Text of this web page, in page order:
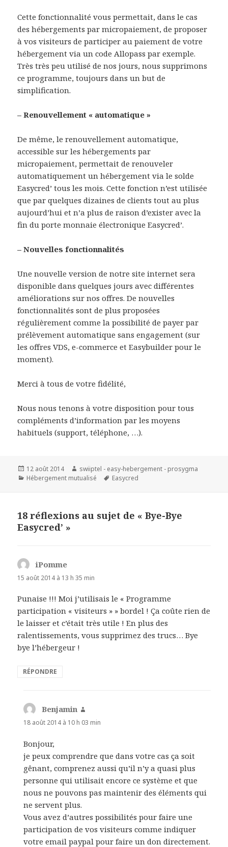
Cette fonctionnalité vous permettait, dans le cas
des hébergements par micropaiement, de proposer
à vos visiteurs de participer au paiement de votre
hébergement via un code Allopass par exemple.
Très très peu utilisé de nos jours, nous supprimons
ce programme, toujours dans un but de
simplification.
– Renouvellement « automatique »
De même, le renouvellement automatique,
accessible sur les hébergements par
micropaiement, permettait de renouveler
automatiquement un hébergement via le solde
Easycred’ tous les mois. Cette fonction n’est utilisée
que par quelques dizaines de clients tout au plus
aujourd’hui et n’a plus de raison d’exister avec la
fin du porte monnaie électronique Easycred’.
– Nouvelles fonctionnalités
Une nouvelle version de notre site internet sera
disponible dans quelques jours avec différentes
améliorations sur nos offres. De nouvelles
fonctionnalités sont de plus proposées
régulièrement comme la possibilité de payer par
prélèvement automatique sans engagement (sur
les offres VDS, e-commerce et Easybuilder pour le
moment).
Merci à tous de votre fidélité,
Nous nous tenons à votre disposition pour tous
compléments d’information par les moyens
habituels (support, téléphone, …).
Publié
le
12 août 2014 Auteur
swiiptel - easy-hebergement - prosygma
Catégories
Hébergement mutualisé
Mots-
Easycred
18 réflexions au sujet de « Bye-Bye
Easycred’ »
iPomme
15 août 2014 à 13 h 35 min
Punaise !!! Moi j’utilisais le « Programme
participation « visiteurs » » bordel ! Ça coûte rien de
le laisser et c’était très utile ! En plus des
ralentissements, vous supprimez des trucs… Bye
bye l’hébergeur !
RÉPONDRE
Benjamin
18 août 2014 à 10 h 03 min
Bonjour,
je peux comprendre que dans votre cas ça soit
gênant, comprenez aussi qu’il n’y a quasi plus
personne qui utilisait encore ce système et que
nous ne pouvons pas maintenir des éléments qui
ne servent plus.
Vous avez d’autres possibilités pour faire une
participation de vos visiteurs comme indiquer
votre email paypal pour faire un don directement.